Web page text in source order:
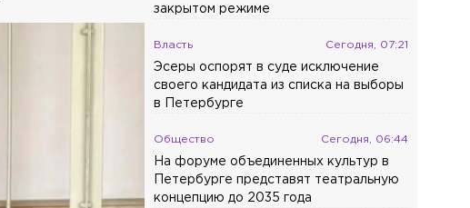
закрытом режиме
Власть Сегодня, 07:21
Эсеры оспорят в суде исключение
своего кандидата из списка на выборы
в Петербурге
Общество Сегодня, 06:44
На форуме объединенных культур в
Петербурге представят театральную
концепцию до 2035 года